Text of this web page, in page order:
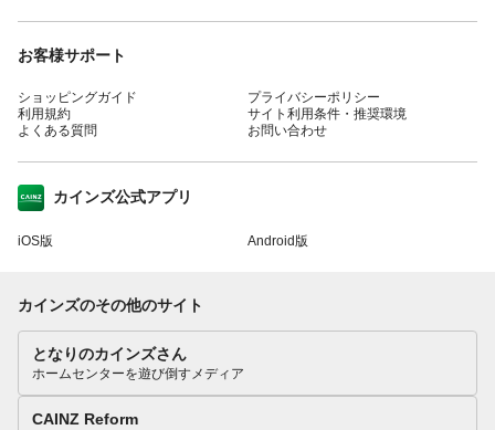
お客様サポート
ショッピングガイド
利用規約
よくある質問
プライバシーポリシー
サイト利用条件・推奨環境
お問い合わせ
カインズ公式アプリ
iOS版 Android版
カインズのその他のサイト
となりのカインズさん
ホームセンターを遊び倒すメディア
CAINZ Reform